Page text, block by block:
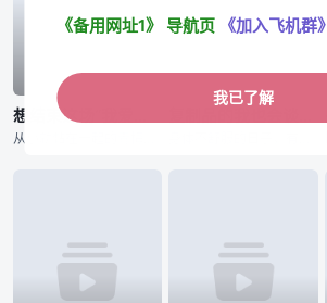
《备用网址1》 导航页 《加入飞机群》
我已了解